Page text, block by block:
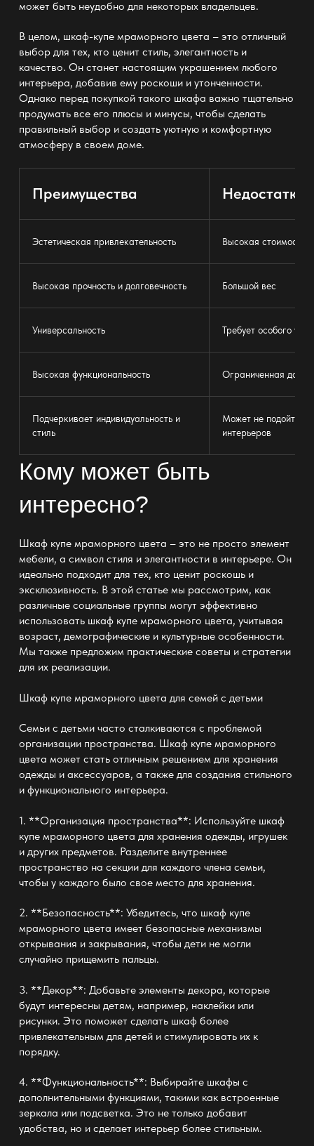
может быть неудобно для некоторых владельцев.
В целом, шкаф-купе мраморного цвета – это отличный
выбор для тех, кто ценит стиль, элегантность и
качество. Он станет настоящим украшением любого
интерьера, добавив ему роскоши и утонченности.
Однако перед покупкой такого шкафа важно тщательно
продумать все его плюсы и минусы, чтобы сделать
правильный выбор и создать уютную и комфортную
атмосферу в своем доме.
Преимущества Недостатки
Эстетическая привлекательность Высокая стоимость
Высокая прочность и долговечность Большой вес
Универсальность Требует особого
Высокая функциональность Ограниченная
Подчеркивает индивидуальность и
стиль
Может не подойти
интерьеров
Кому может быть
интересно?
Шкаф купе мраморного цвета – это не просто элемент
мебели, а символ стиля и элегантности в интерьере. Он
идеально подходит для тех, кто ценит роскошь и
эксклюзивность. В этой статье мы рассмотрим, как
различные социальные группы могут эффективно
использовать шкаф купе мраморного цвета, учитывая
возраст, демографические и культурные особенности.
Мы также предложим практические советы и стратегии
для их реализации.
Шкаф купе мраморного цвета для семей с детьми
Семьи с детьми часто сталкиваются с проблемой
организации пространства. Шкаф купе мраморного
цвета может стать отличным решением для хранения
одежды и аксессуаров, а также для создания стильного
и функционального интерьера.
1. **Организация пространства**: Используйте шкаф
купе мраморного цвета для хранения одежды, игрушек
и других предметов. Разделите внутреннее
пространство на секции для каждого члена семьи,
чтобы у каждого было свое место для хранения.
2. **Безопасность**: Убедитесь, что шкаф купе
мраморного цвета имеет безопасные механизмы
открывания и закрывания, чтобы дети не могли
случайно прищемить пальцы.
3. **Декор**: Добавьте элементы декора, которые
будут интересны детям, например, наклейки или
рисунки. Это поможет сделать шкаф более
привлекательным для детей и стимулировать их к
порядку.
4. **Функциональность**: Выбирайте шкафы с
дополнительными функциями, такими как встроенные
зеркала или подсветка. Это не только добавит
удобства, но и сделает интерьер более стильным.